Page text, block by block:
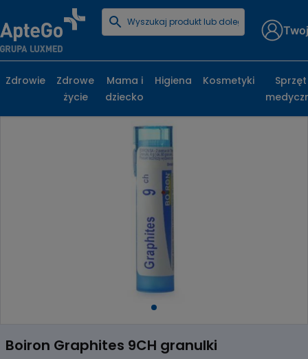
Strona główna
1
of
Boiron Graphites 9CH granulki
Zdrowie
Zdrowe
życie
Mama i
dziecko
Higiena Kosmetyki
Sprzęt